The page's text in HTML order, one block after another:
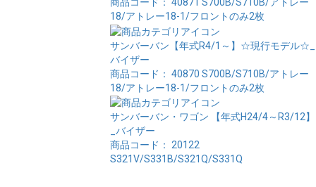
商品コード： 40871S700B/S710B/アトレー
18/アトレー18-1/フロントのみ2枚
サンバーバン【年式R4/1～】☆現行モデル☆_
バイザー
商品コード： 40870S700B/S710B/アトレー
18/アトレー18-1/フロントのみ2枚
サンバーバン・ワゴン 【年式H24/4～R3/12】
_バイザー
商品コード： 20122
S321V/S331B/S321Q/S331Q